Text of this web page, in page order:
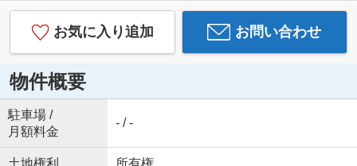
お気に入り追加 お問い合わせ
物件概要
駐車場 /
月額料金
- / -